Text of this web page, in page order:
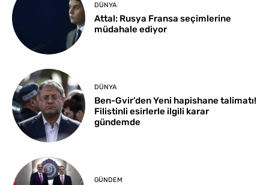
DÜNYA
Attal: Rusya Fransa seçimlerine
müdahale ediyor
DÜNYA
Ben-Gvir’den Yeni hapishane talimatı!
Filistinli esirlerle ilgili karar
gündemde
GÜNDEM